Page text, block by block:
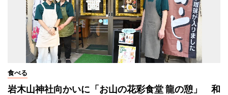
食べる
岩木山神社向かいに「お山の花彩食堂 龍の憩」 和